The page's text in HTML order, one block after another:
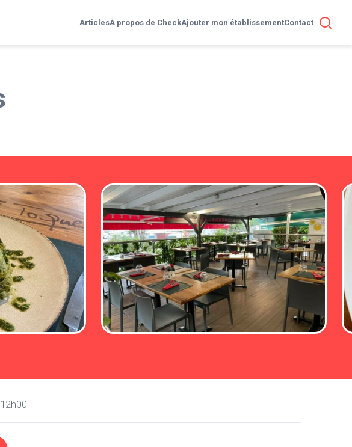
ArticlesÀ propos de CheckAjouter mon établissementContact